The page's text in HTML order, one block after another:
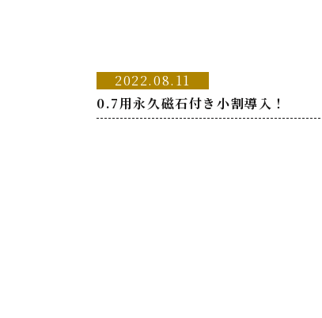
2022.08.11
0.7用永久磁石付き小割導入！